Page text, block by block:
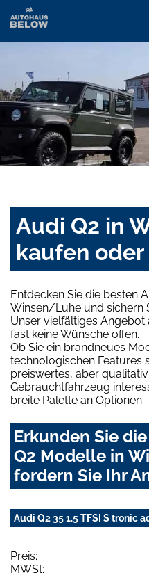
Audi Q2 in
kaufen oder
Entdecken Sie die besten
Winsen/Luhe und sichern
Unser vielfältiges
fast keine Wünsche offen.
Ob Sie ein brandneues
technologischen Features
preiswertes, aber
Gebrauchtfahrzeug
breite Palette an Optionen.
Erkunden Sie
Q2 Modelle in
fordern Sie Ihr
Audi Q2 35 1.5 TFSI S tronic
Preis:
MWSt: